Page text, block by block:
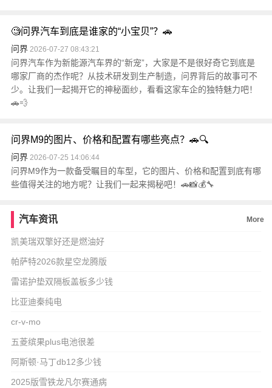
🧐问界汽车到底是谁家的“小宝贝”？🚗
问界2026-07-27 08:43:21
问界汽车作为新能源汽车界的“新宠”，大家是不是很好奇它到底是
哪家厂商的杰作呢？从技术研发到生产制造，问界背后的故事可不
少。让我们一起揭开它的神秘面纱，看看这家车企的独特魅力吧！
🚗💨
问界M9的图片、价格和配置有哪些亮点？🚗🔍
问界2026-07-25 14:06:44
问界M9作为一款备受瞩目的车型，它的图片、价格和配置到底有哪
些值得关注的地方呢？让我们一起来揭秘吧！🚗📸💰🔧
汽车资讯 More
凯美瑞双擎好还是燃油好
帕萨特2026款星空龙腾版
雷诺护垫双隔板盖板多少钱
比亚迪秦纯电
cr-v-mo
五菱缤果plus电池很差
阿斯顿·马丁db12多少钱
2025版雪铁龙凡尔赛通病